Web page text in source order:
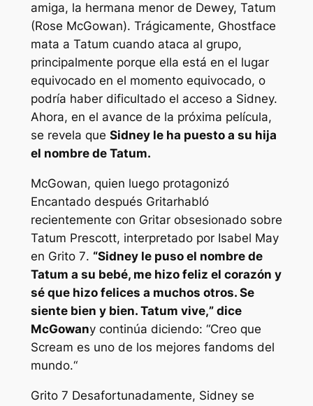
amiga, la hermana menor de Dewey, Tatum
(Rose McGowan). Trágicamente, Ghostface
mata a Tatum cuando ataca al grupo,
principalmente porque ella está en el lugar
equivocado en el momento equivocado, o
podría haber dificultado el acceso a Sidney.
Ahora, en el avance de la próxima película,
se revela que Sidney le ha puesto a su hija
el nombre de Tatum.
McGowan, quien luego protagonizó
Encantadodespués Gritarhabló
recientemente con Gritar obsesionadosobre
Tatum Prescott, interpretado por Isabel May
en Grito 7. “Sidney le puso el nombre de
Tatum a su bebé, me hizo feliz el corazón y
sé que hizo felices a muchos otros. Se
siente bien y bien. Tatum vive,” dice
McGowany continúa diciendo: “Creo que
Scream es uno de los mejores fandoms del
mundo.“
Grito 7 Desafortunadamente, Sidney se